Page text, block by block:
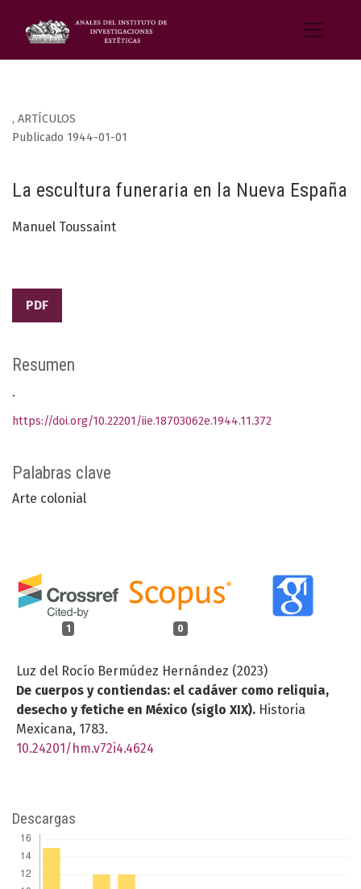
, ARTÍCULOS
La escultura funeraria en la Nueva España
Publicado 1944-01-01
Manuel Toussaint
PDF
Palabras clave
Arte colonial
1 0
Luz del Rocío Bermúdez Hernández (2023)
De cuerpos y contiendas: el cadáver como reliquia,
desecho y fetiche en México (siglo XIX). Historia
Mexicana, 1783.
10.24201/hm.v72i4.4624
Resumen
.
https://doi.org/10.22201/iie.18703062e.1944.11.372
Descargas